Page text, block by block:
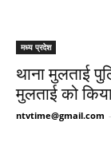
मध्य प्रदेश
थाना मुलताई
मुलताई को
ntvtime@gmail.com -